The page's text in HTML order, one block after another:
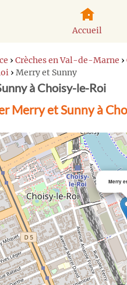
Accueil
› Crèches en Val-de-Marne ›
› Merry et Sunny
à Choisy-le-Roi
Merry et Sunny à
Merry